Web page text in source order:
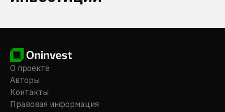
О проекте
Авторы
Контакты
Правовая информация